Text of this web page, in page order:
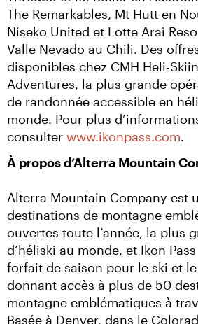
The Remarkables, Mt Hutt en
Niseko United et Lotte Arai
Valle Nevado au Chili. Des
disponibles chez CMH Heli-
Adventures, la plus grande
de randonnée accessible en
monde. Pour plus
consulter www.ikonpass.com.
À propos d’Alterra Mountain
Alterra Mountain Company est
destinations de montagne
ouvertes toute l’année, la plus
d’héliski au monde, et Ikon
forfait de saison pour le ski et
donnant accès à plus de 50
montagne emblématiques à
Basée à Denver, dans le